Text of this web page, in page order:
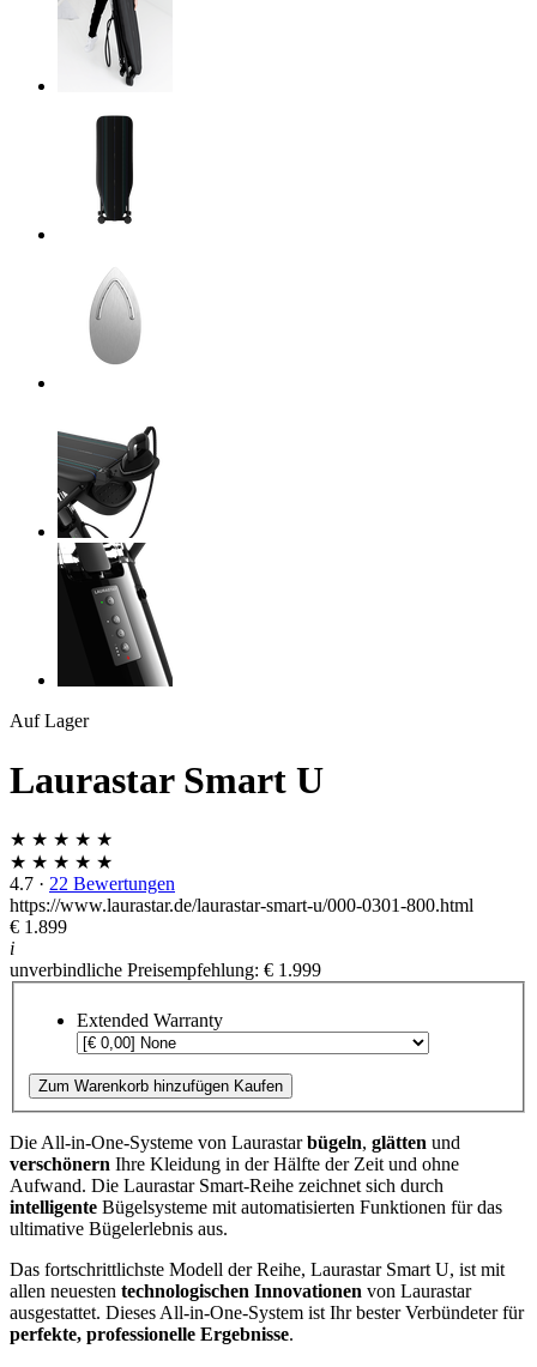
Auf Lager
Laurastar Smart U
★ ★ ★ ★ ★
★ ★ ★ ★ ★
4.7 · 22 Bewertungen
https://www.laurastar.de/laurastar-smart-u/000-0301-800.html
€ 1.899
i
unverbindliche Preisempfehlung: € 1.999
Extended Warranty
Zum Warenkorb hinzufügen Kaufen
Die All-in-One-Systeme von Laurastarbügeln, glätten und
verschönern Ihre Kleidung in der Hälfte der Zeit und ohne
Aufwand. Die Laurastar Smart-Reihe zeichnet sich durch
intelligente Bügelsysteme mit automatisierten Funktionen für das
ultimative Bügelerlebnis aus.
Das fortschrittlichste Modell der Reihe, Laurastar Smart U, ist mit
allen neuesten technologischen Innovationen von Laurastar
ausgestattet. Dieses All-in-One-System ist Ihr bester Verbündeter für
perfekte, professionelle Ergebnisse.